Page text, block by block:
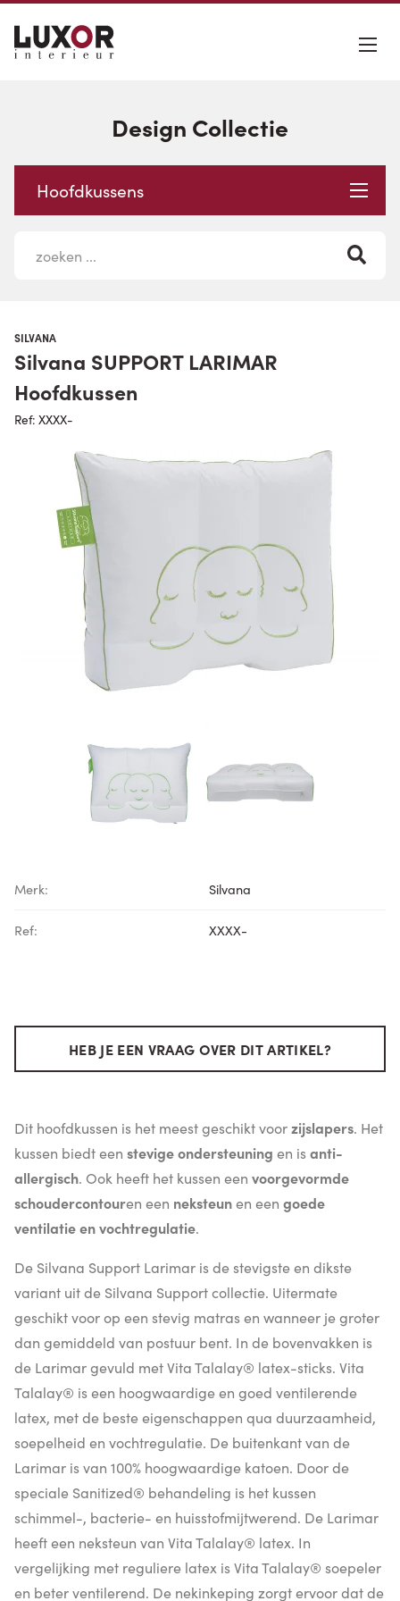
Design Collectie
Hoofdkussens
SILVANA
Silvana SUPPORT LARIMAR
Hoofdkussen
Ref: XXXX-
Merk: Silvana
Ref: XXXX-
HEB JE EEN VRAAG OVER DIT ARTIKEL?
Dit hoofdkussen is het meest geschikt voorzijslapers. Het
kussen biedt een stevige ondersteuning en isanti-
allergisch. Ook heeft het kussen een voorgevormde
schoudercontouren een neksteunen een goede
ventilatie en vochtregulatie.
De Silvana Support Larimar is de stevigste en dikste
variant uit de Silvana Support collectie. Uitermate
geschikt voor op een stevig matras en wanneer je groter
dan gemiddeld van postuur bent. In de bovenvakken is
de Larimar gevuld met Vita Talalay® latex-sticks. Vita
Talalay® is een hoogwaardige en goed ventilerende
latex, met de beste eigenschappen qua duurzaamheid,
soepelheid en vochtregulatie. De buitenkant van de
Larimar is van 100% hoogwaardige katoen. Door de
speciale Sanitized® behandeling is het kussen
schimmel-, bacterie- en huisstofmijtwerend. De Larimar
heeft een neksteun van Vita Talalay® latex. In
vergelijking met reguliere latex is Vita Talalay® soepeler
en beter ventilerend. De nekinkeping zorgt ervoor dat de